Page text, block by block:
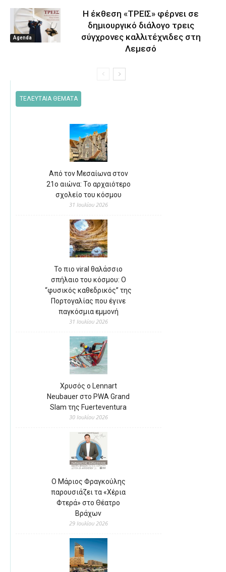
Agenda
Η έκθεση «ΤΡΕΙΣ» φέρνει σε
δημιουργικό διάλογο τρεις
σύγχρονες καλλιτέχνιδες στη
Λεμεσό
ΤΕΛΕΥΤΑΙΑ ΘΕΜΑΤΑ
Από τον Μεσαίωνα στον
21ο αιώνα: Το αρχαιότερο
σχολείο του κόσμου
31 Ιουλίου 2026
Το πιο viral θαλάσσιο
σπήλαιο του κόσμου: Ο
“φυσικός καθεδρικός” της
Πορτογαλίας που έγινε
παγκόσμια εμμονή
31 Ιουλίου 2026
Χρυσός ο Lennart
Neubauer στο PWA Grand
Slam της Fuerteventura
30 Ιουλίου 2026
Ο Μάριος Φραγκούλης
παρουσιάζει τα «Χέρια
Φτερά» στο Θέατρο
Βράχων
29 Ιουλίου 2026